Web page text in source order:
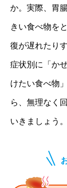
か。実際、胃
きい食べ物を
復が遅れたり
症状別に「か
けたい食べ物
ら、無理なく
いきましょう。